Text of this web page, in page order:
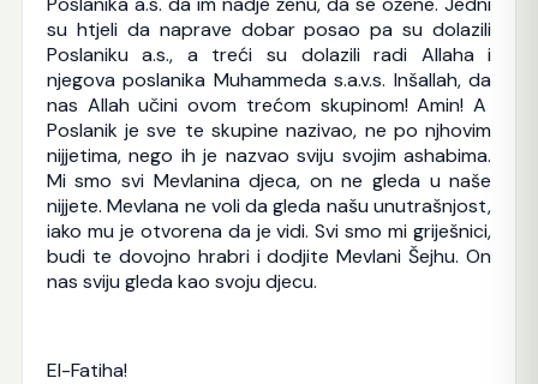
su htjeli da naprave dobar posao pa su dolazili
Poslaniku a.s., a treći su dolazili radi Allaha i
njegova poslanika Muhammeda s.a.v.s. Inšallah, da
nas Allah učini ovom trećom skupinom! Amin! A
Poslanik je sve te skupine nazivao, ne po njhovim
nijjetima, nego ih je nazvao sviju svojim ashabima.
Mi smo svi Mevlanina djeca, on ne gleda u naše
nijjete. Mevlana ne voli da gleda našu unutrašnjost,
iako mu je otvorena da je vidi. Svi smo mi griješnici,
budi te dovojno hrabri i dodjite Mevlani Šejhu. On
nas sviju gleda kao svoju djecu.
El-Fatiha!